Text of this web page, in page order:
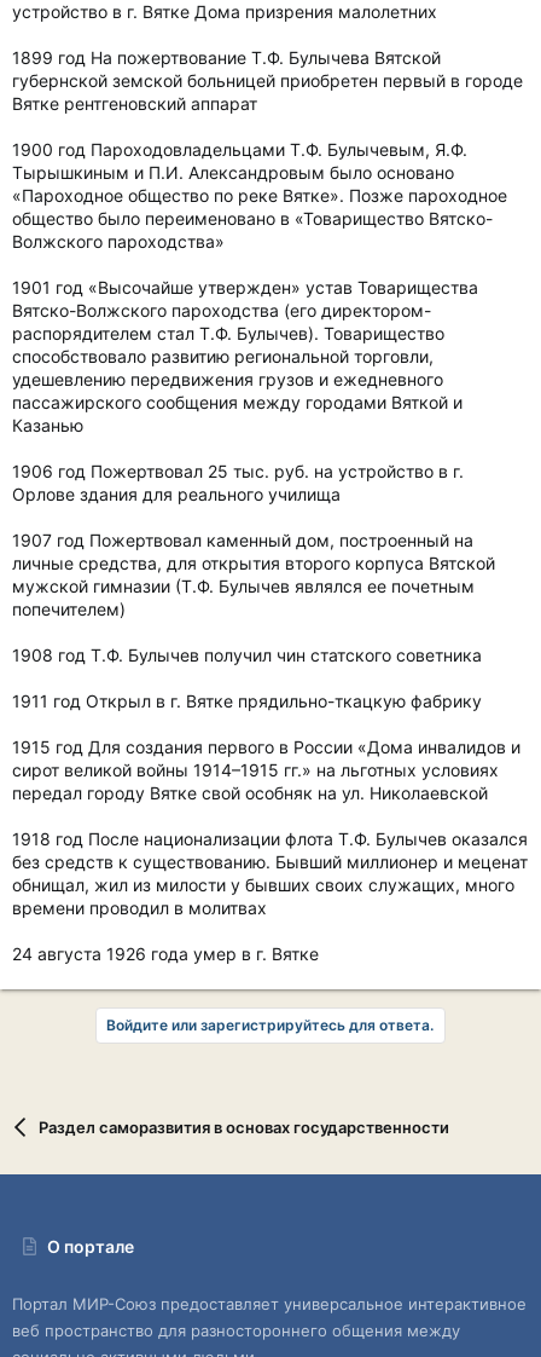
устройство в г. Вятке Дома призрения малолетних
1899 год На пожертвование Т.Ф. Булычева Вятской
губернской земской больницей приобретен первый в городе
Вятке рентгеновский аппарат
1900 год Пароходовладельцами Т.Ф. Булычевым, Я.Ф.
Тырышкиным и П.И. Александровым было основано
«Пароходное общество по реке Вятке». Позже пароходное
общество было переименовано в «Товарищество Вятско-
Волжского пароходства»
1901 год «Высочайше утвержден» устав Товарищества
Вятско-Волжского пароходства (его директором-
распорядителем стал Т.Ф. Булычев). Товарищество
способствовало развитию региональной торговли,
удешевлению передвижения грузов и ежедневного
пассажирского сообщения между городами Вяткой и
Казанью
1906 год Пожертвовал 25 тыс. руб. на устройство в г.
Орлове здания для реального училища
1907 год Пожертвовал каменный дом, построенный на
личные средства, для открытия второго корпуса Вятской
мужской гимназии (Т.Ф. Булычев являлся ее почетным
попечителем)
1908 год Т.Ф. Булычев получил чин статского советника
1911 год Открыл в г. Вятке прядильно-ткацкую фабрику
1915 год Для создания первого в России «Дома инвалидов и
сирот великой войны 1914–1915 гг.» на льготных условиях
передал городу Вятке свой особняк на ул. Николаевской
1918 год После национализации флота Т.Ф. Булычев оказался
без средств к существованию. Бывший миллионер и меценат
обнищал, жил из милости у бывших своих служащих, много
времени проводил в молитвах
24 августа 1926 года умер в г. Вятке
Войдите или зарегистрируйтесь для ответа.
Раздел саморазвития в основах государственности
О портале
Портал МИР-Союз предоставляет универсальное интерактивное
веб пространство для разностороннего общения между